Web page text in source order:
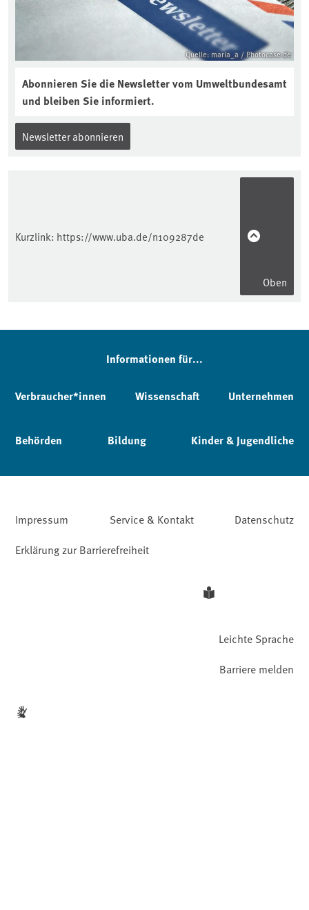
Quelle: maria_a / Photocase.de
Abonnieren Sie die Newsletter vom Umweltbundesamt
und bleiben Sie informiert.
Newsletter abonnieren
Kurzlink: https://www.uba.de/n109287de
Oben
Informationen für...
Verbraucher*innen Wissenschaft Unternehmen
Behörden Bildung Kinder & Jugendliche
Impressum Service & Kontakt
Datenschutz
Erklärung zur Barrierefreiheit
Leichte Sprache
Barriere melden